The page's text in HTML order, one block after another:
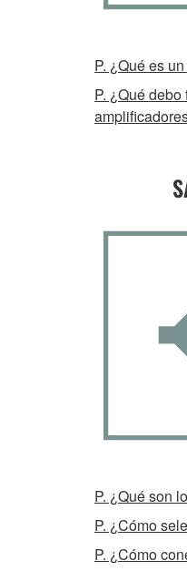
P. ¿Qué es
P. ¿Qué
P. ¿Qué son
P. ¿Cómo
P. ¿Cómo